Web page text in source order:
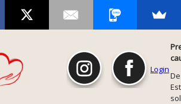
Login